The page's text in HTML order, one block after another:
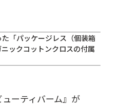
「パッケージレス（個装箱
ックコットンクロスの付属
ューティバーム』が